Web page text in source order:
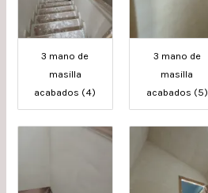
3 mano de
masilla
acabados (4)
3 mano de
masilla
acabados (5)